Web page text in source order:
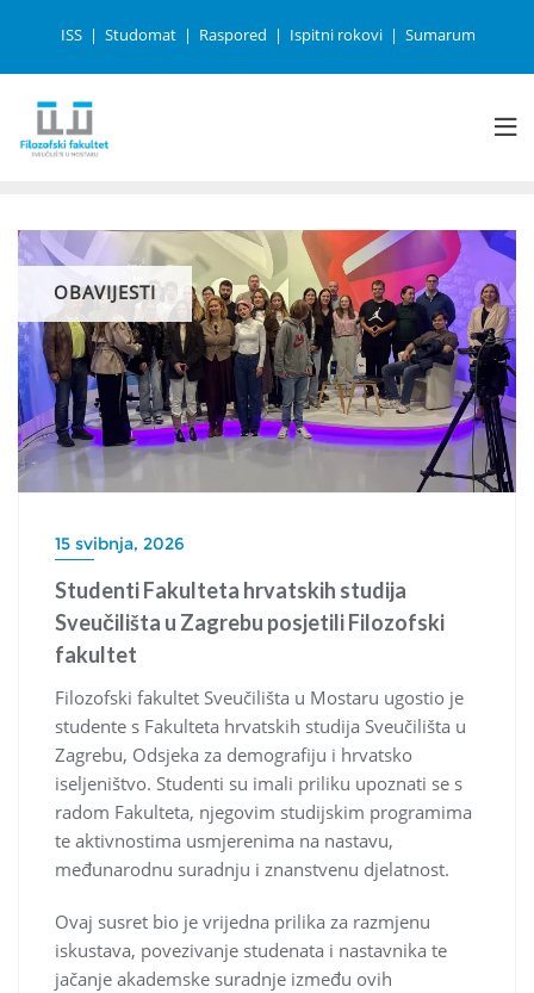
ISS Studomat Raspored Ispitni rokovi Sumarum
OBAVIJESTI
15 svibnja, 2026
Studenti Fakulteta hrvatskih studija
Sveučilišta u Zagrebu posjetili Filozofski
fakultet
Filozofski fakultet Sveučilišta u Mostaru ugostio je
studente s Fakulteta hrvatskih studija Sveučilišta u
Zagrebu, Odsjeka za demografiju i hrvatsko
iseljeništvo. Studenti su imali priliku upoznati se s
radom Fakulteta, njegovim studijskim programima
te aktivnostima usmjerenima na nastavu,
međunarodnu suradnju i znanstvenu djelatnost.
Ovaj susret bio je vrijedna prilika za razmjenu
iskustava, povezivanje studenata i nastavnika te
jačanje akademske suradnje između ovih